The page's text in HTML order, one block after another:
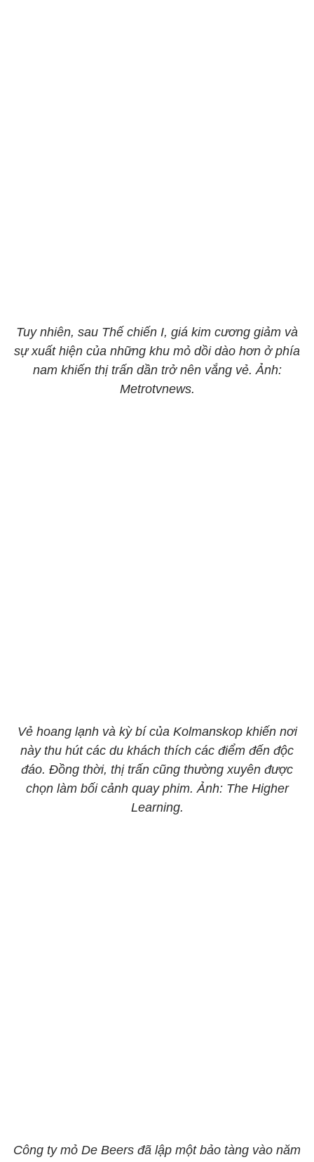
Tuy nhiên, sau Thế chiến I, giá kim cương giảm và
sự xuất hiện của những khu mỏ dồi dào hơn ở phía
nam khiến thị trấn dần trở nên vắng vẻ. Ảnh:
Metrotvnews.
Vẻ hoang lạnh và kỳ bí của Kolmanskop khiến nơi
này thu hút các du khách thích các điểm đến độc
đáo. Đồng thời, thị trấn cũng thường xuyên được
chọn làm bối cảnh quay phim. Ảnh: The Higher
Learning.
Công ty mỏ De Beers đã lập một bảo tàng vào năm